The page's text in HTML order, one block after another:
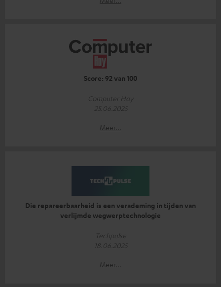
Score: 92 van 100
Computer Hoy
25.06.2025
Meer...
Die repareerbaarheid is een verademing in tijden van
verlijmde wegwerptechnologie
Techpulse
18.06.2025
Meer...